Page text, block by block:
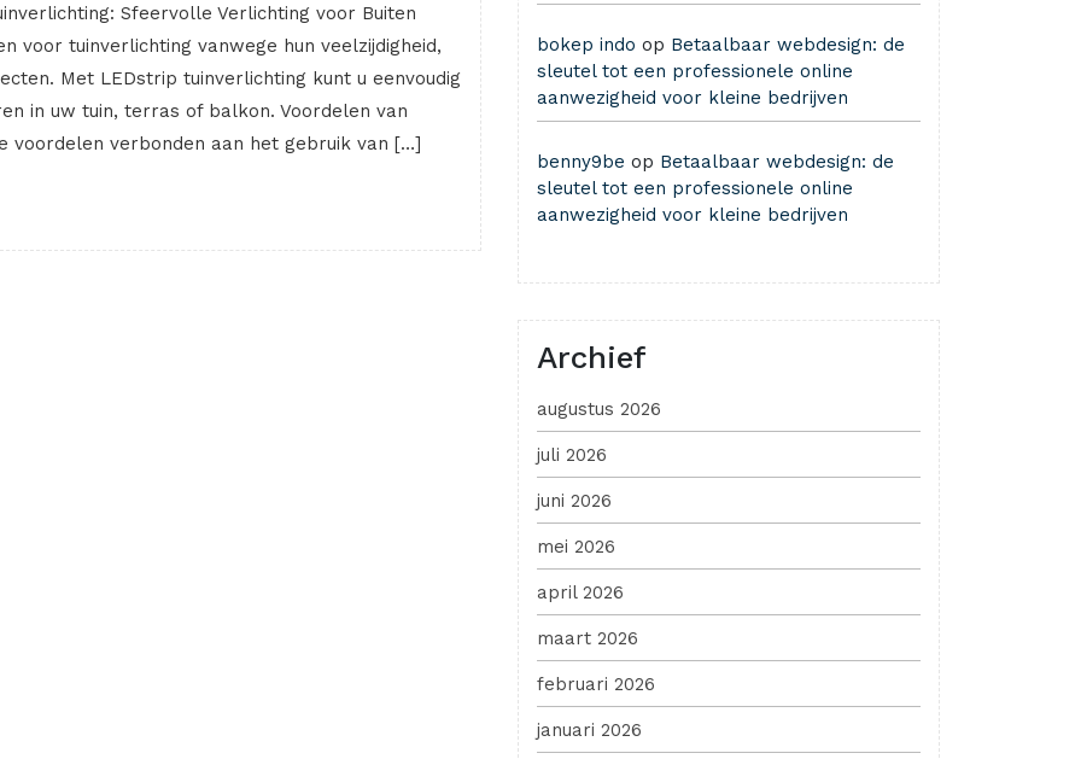
Sfeervolle Verlichting voor Buiten
voor tuinverlichting vanwege hun veelzijdigheid,
Met LEDstrip tuinverlichting kunt u eenvoudig
in uw tuin, terras of balkon. Voordelen van
voordelen verbonden aan het gebruik van […]
bokep indo op Betaalbaar webdesign: de
sleutel tot een professionele online
aanwezigheid voor kleine bedrijven
benny9be op Betaalbaar webdesign: de
sleutel tot een professionele online
aanwezigheid voor kleine bedrijven
Archief
augustus 2026
juli 2026
juni 2026
mei 2026
april 2026
maart 2026
februari 2026
januari 2026